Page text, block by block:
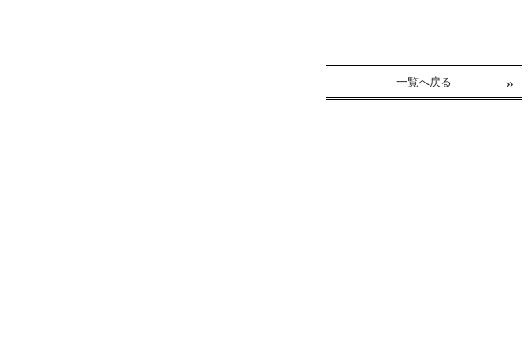
一覧へ戻る